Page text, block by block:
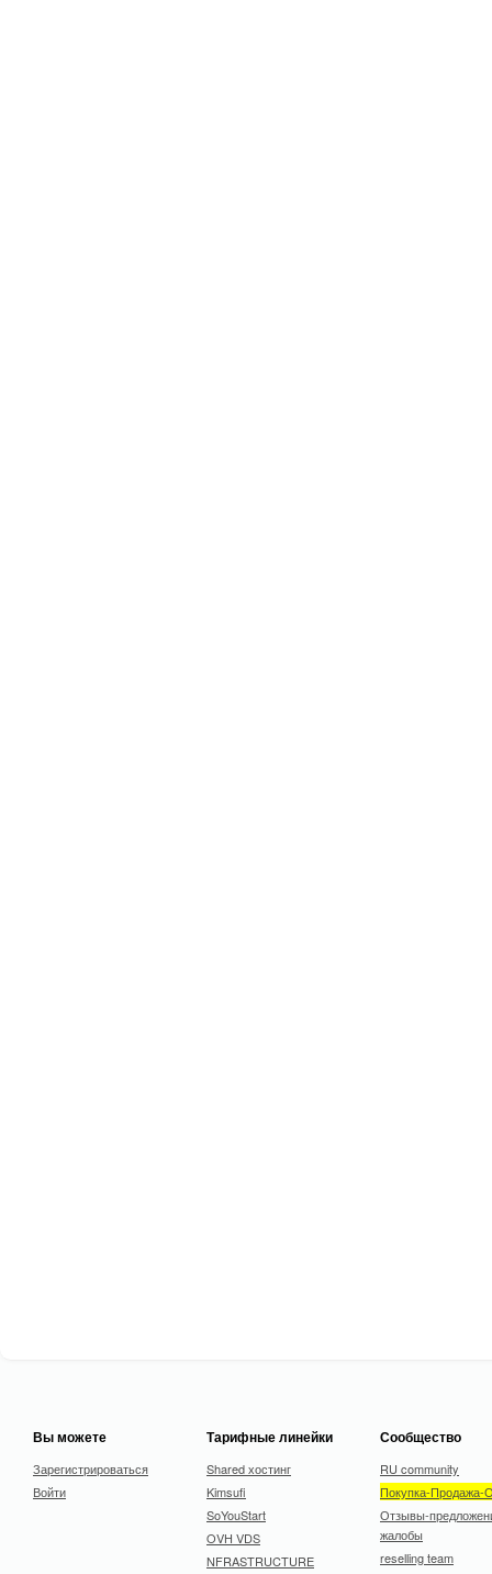
Вы можете
Зарегистрироваться
Войти
Тарифные линейки
Shared хостинг
Kimsufi
SoYouStart
OVH VDS
NFRASTRUCTURE
Сообщество
RU community
Покупка-Продажа-
Отзывы-
жалобы
reselling team